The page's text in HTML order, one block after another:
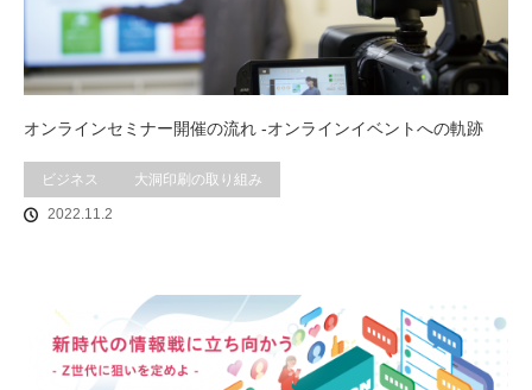
オンラインセミナー開催の流れ -オンラインイベントへの軌跡
ビジネス 大洞印刷の取り組み
2022.11.2